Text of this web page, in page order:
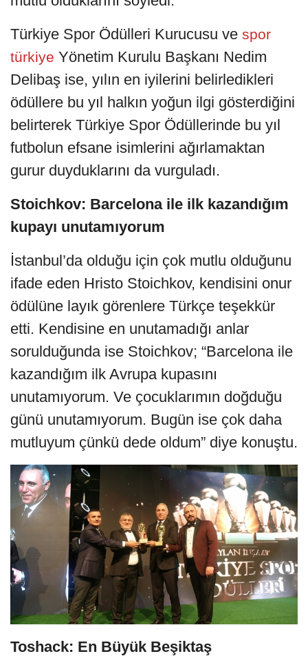
Türkiye Spor Ödülleri Kurucusu ve spor
türkiye Yönetim Kurulu Başkanı Nedim
Delibaş ise, yılın en iyilerini belirledikleri
ödüllere bu yıl halkın yoğun ilgi gösterdiğini
belirterek Türkiye Spor Ödüllerinde bu yıl
futbolun efsane isimlerini ağırlamaktan
gurur duyduklarını da vurguladı.
Stoichkov: Barcelona ile ilk kazandığım
kupayı unutamıyorum
İstanbul’da olduğu için çok mutlu olduğunu
ifade eden Hristo Stoichkov, kendisini onur
ödülüne layık görenlere Türkçe teşekkür
etti. Kendisine en unutamadığı anlar
sorulduğunda ise Stoichkov; “Barcelona ile
kazandığım ilk Avrupa kupasını
unutamıyorum. Ve çocuklarımın doğduğu
günü unutamıyorum. Bugün ise çok daha
mutluyum çünkü dede oldum” diye konuştu.
Toshack: En Büyük Beşiktaş